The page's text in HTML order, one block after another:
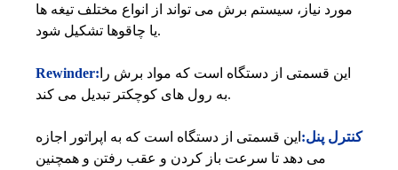
مورد نیاز، سیستم برش می تواند از انواع مختلف تیغه ها
یا چاقوها تشکیل شود.
Rewinder: این قسمتی از دستگاه است که مواد برش را
به رول های کوچکتر تبدیل می کند.
کنترل پنل: این قسمتی از دستگاه است که به اپراتور اجازه
می دهد تا سرعت باز کردن و عقب رفتن و همچنین